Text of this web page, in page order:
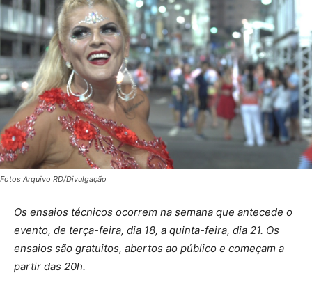
Fotos Arquivo RD/Divulgação
Os ensaios técnicos ocorrem na semana que antecede o
evento, de terça-feira, dia 18, a quinta-feira, dia 21. Os
ensaios são gratuitos, abertos ao público e começam a
partir das 20h.